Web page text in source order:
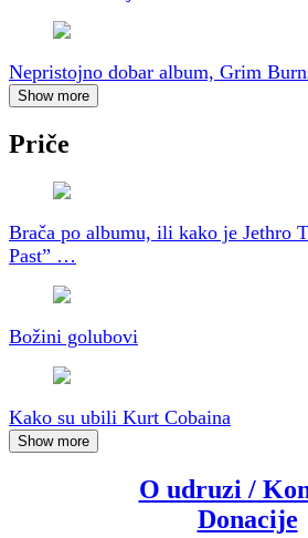
Nepristojno dobar album, Grim
Show more
Priče
Brača po albumu, ili kako je Jethro
Past” …
Božini golubovi
Kako su ubili Kurt Cobaina
Show more
O udruzi /
Donacije